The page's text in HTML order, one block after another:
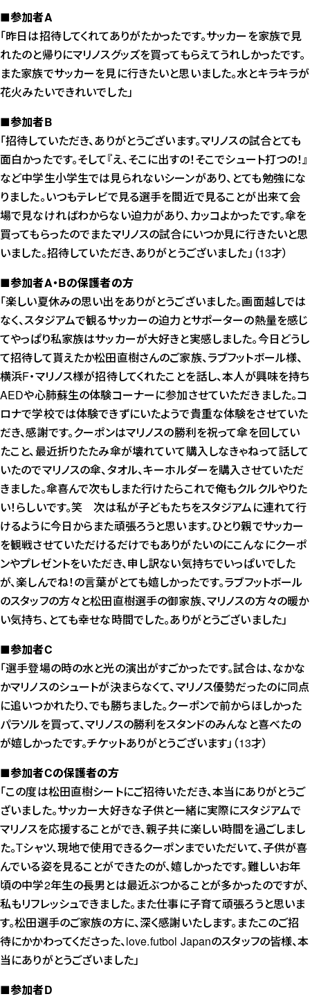
■参加者A
「昨日は招待してくれてありがたかったです。サッカーを家族で見
れたのと帰りにマリノスグッズを買ってもらえてうれしかったです。
また家族でサッカーを見に行きたいと思いました。水とキラキラが
花火みたいできれいでした」
■参加者B
「招待していただき、ありがとうございます。マリノスの試合とても
面白かったです。そして『え、そこに出すの！そこでシュート打つの！』
など中学生小学生では見られないシーンがあり、とても勉強にな
りました。いつもテレビで見る選手を間近で見ることが出来て会
場で見なければわからない迫力があり、カッコよかったです。傘を
買ってもらったのでまたマリノスの試合にいつか見に行きたいと思
いました。招待していただき、ありがとうございました」（13才）
■参加者A・Bの保護者の方
「楽しい夏休みの思い出をありがとうございました。画面越しでは
なく、スタジアムで観るサッカーの迫力とサポーターの熱量を感じ
てやっぱり私家族はサッカーが大好きと実感しました。今日どうし
て招待して貰えたか松田直樹さんのご家族、ラブフットボール様、
横浜F・マリノス様が招待してくれたことを話し、本人が興味を持ち
AEDや心肺蘇生の体験コーナーに参加させていただきました。コ
ロナで学校では体験できずにいたようで貴重な体験をさせていた
だき、感謝です。クーポンはマリノスの勝利を祝って傘を回してい
たこと、最近折りたたみ傘が壊れていて購入しなきゃねって話して
いたのでマリノスの傘、タオル、キーホルダーを購入させていただ
きました。傘喜んで次もしまた行けたらこれで俺もクルクルやりた
い！らしいです。笑 次は私が子どもたちをスタジアムに連れて行
けるように今日からまた頑張ろうと思います。ひとり親でサッカー
を観戦させていただけるだけでもありがたいのにこんなにクーポ
ンやプレゼントをいただき、申し訳ない気持ちでいっぱいでした
が、楽しんでね！の言葉がとても嬉しかったです。ラブフットボール
のスタッフの方々と松田直樹選手の御家族、マリノスの方々の暖か
い気持ち、とても幸せな時間でした。ありがとうございました」
■参加者C
「選手登場の時の水と光の演出がすごかったです。試合は、なかな
かマリノスのシュートが決まらなくて、マリノス優勢だったのに同点
に追いつかれたり、でも勝ちました。クーポンで前からほしかった
パラソルを買って、マリノスの勝利をスタンドのみんなと喜べたの
が嬉しかったです。チケットありがとうございます」（13才）
■参加者Cの保護者の方
「この度は松田直樹シートにご招待いただき、本当にありがとうご
ざいました。サッカー大好きな子供と一緒に実際にスタジアムで
マリノスを応援することができ、親子共に楽しい時間を過ごしまし
た。Tシャツ、現地で使用できるクーポンまでいただいて、子供が喜
んでいる姿を見ることができたのが、嬉しかったです。難しいお年
頃の中学2年生の長男とは最近ぶつかることが多かったのですが、
私もリフレッシュできました。また仕事に子育て頑張ろうと思いま
す。松田選手のご家族の方に、深く感謝いたします。またこのご招
待にかかわってくださった、love.futbol Japanのスタッフの皆様、本
当にありがとうございました」
■参加者D